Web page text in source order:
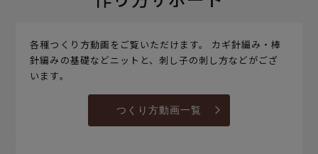
各種つくり方動画をご覧いただけます。 カギ針編み・棒
針編みの基礎などニットと、刺し子の刺し方などがござ
います。
つくり方動画一覧